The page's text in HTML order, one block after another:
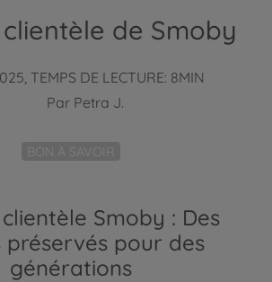
de Smoby
TEMPS DE LECTURE: 8MIN
Par Petra J.
BON À SAVOIR
Smoby : Des
préservés pour des
générations